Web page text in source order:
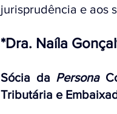
jurisprudência e aos
*Dra. Naíla
Sócia da Persona
Tributária e